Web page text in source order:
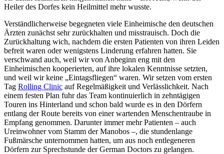
Heiler des Dorfes kein Heilmittel mehr wusste.
Verständlicherweise begegneten viele Einheimische den deutschen
Ärzten zunächst sehr zurückhalten und misstrauisch. Doch die
Zurückhaltung wich, nachdem die ersten Patienten von ihren Leiden
befreit waren oder wenigstens Linderung erfahren hatten. Sie
verschwand auch, weil wir von Anbeginn eng mit den
Einheimischen kooperierten, auf ihre lokalen Kenntnisse setzten,
und weil wir keine „Eintagsfliegen“ waren. Wir setzen vom ersten
Tag Rolling Clinic auf Regelmäßigkeit und Verlässlichkeit. Nach
einem festen Plan fuhr das Team kontinuierlich in zehntägigen
Touren ins Hinterland und schon bald wurde es in den Dörfern
entlang der Route bereits von einer wartenden Menschentraube in
Empfang genommen. Darunter immer mehr Patienten – auch
Ureinwohner vom Stamm der Manobos –, die stundenlange
Fußmärsche unternommen hatten, um aus noch entlegeneren
Dörfern zur Sprechstunde der German Doctors zu gelangen.